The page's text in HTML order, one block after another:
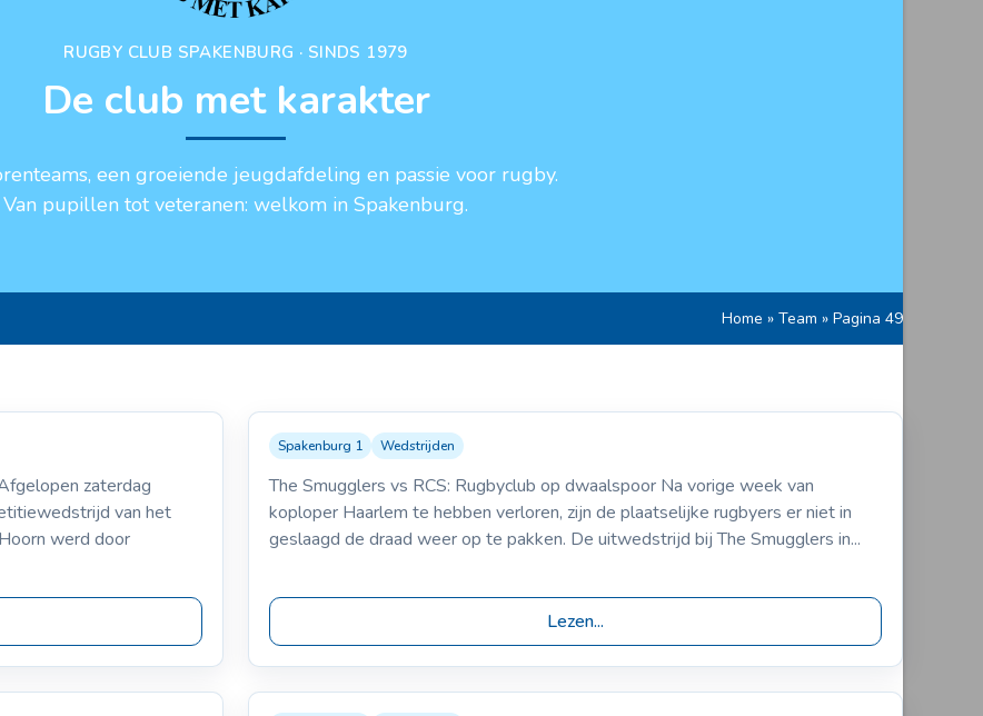
RUGBY CLUB SPAKENBURG · SINDS 1979
De club met karakter
een groeiende jeugdafdeling en passie voor rugby.
Van pupillen tot veteranen: welkom in Spakenburg.
Home » Team » Pagina 49
zaterdag
van het
werd door
09-02-2005
The Smuggles VS Spakenburg 1
10-5
Spakenburg 1 Wedstrijden
The Smugglers vs RCS: Rugbyclub op dwaalspoor Na vorige week van
koploper Haarlem te hebben verloren, zijn de plaatselijke rugbyers er niet in
geslaagd de draad weer op te pakken. De uitwedstrijd bij The Smugglers in...
Lezen...